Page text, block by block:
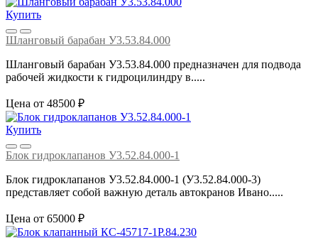
Купить
Шланговый барабан У3.53.84.000
Шланговый барабан У3.53.84.000 предназначен для подвода
рабочей жидкости к гидроцилиндру в.....
Цена от 48500 ₽
Купить
Блок гидроклапанов У3.52.84.000-1
Блок гидроклапанов У3.52.84.000-1 (У3.52.84.000-3)
представляет собой важную деталь автокранов Ивано.....
Цена от 65000 ₽